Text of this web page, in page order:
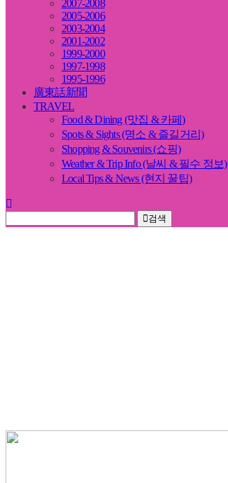
2007-2008
2005-2006
2003-2004
2001-2002
1999-2000
1997-1998
1995-1996
廣東話新聞
TRAVEL
Food & Dining (맛집 & 카페)
Spots & Sights (명소 & 즐길거리)
Shopping & Souvenirs (쇼핑)
Weather & Trip Info (날씨 & 필수 정보)
Local Tips & News (현지 꿀팁)
검색